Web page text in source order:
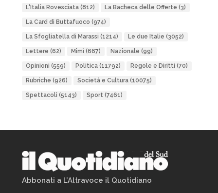
L'Italia Rovesciata(812) La Bacheca delle Offerte (3)
La Card di Buttafuoco (974)
La Sfogliatella di Marassi (1214) Le due Italie (3052)
Lettere (62) Mimì (667) Nazionale (99)
Opinioni (559) Politica(11792) Regole e Diritti (70)
Rubriche (926) Società e Cultura(10075)
Spettacoli (5143) Sport(7461)
Abbonati a L’Altravoce il Quotidiano